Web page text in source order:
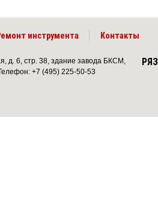
инструмента Контакты
д. 6, стр. 38, здание завода БКСМ,
+7 (495) 225-50-53